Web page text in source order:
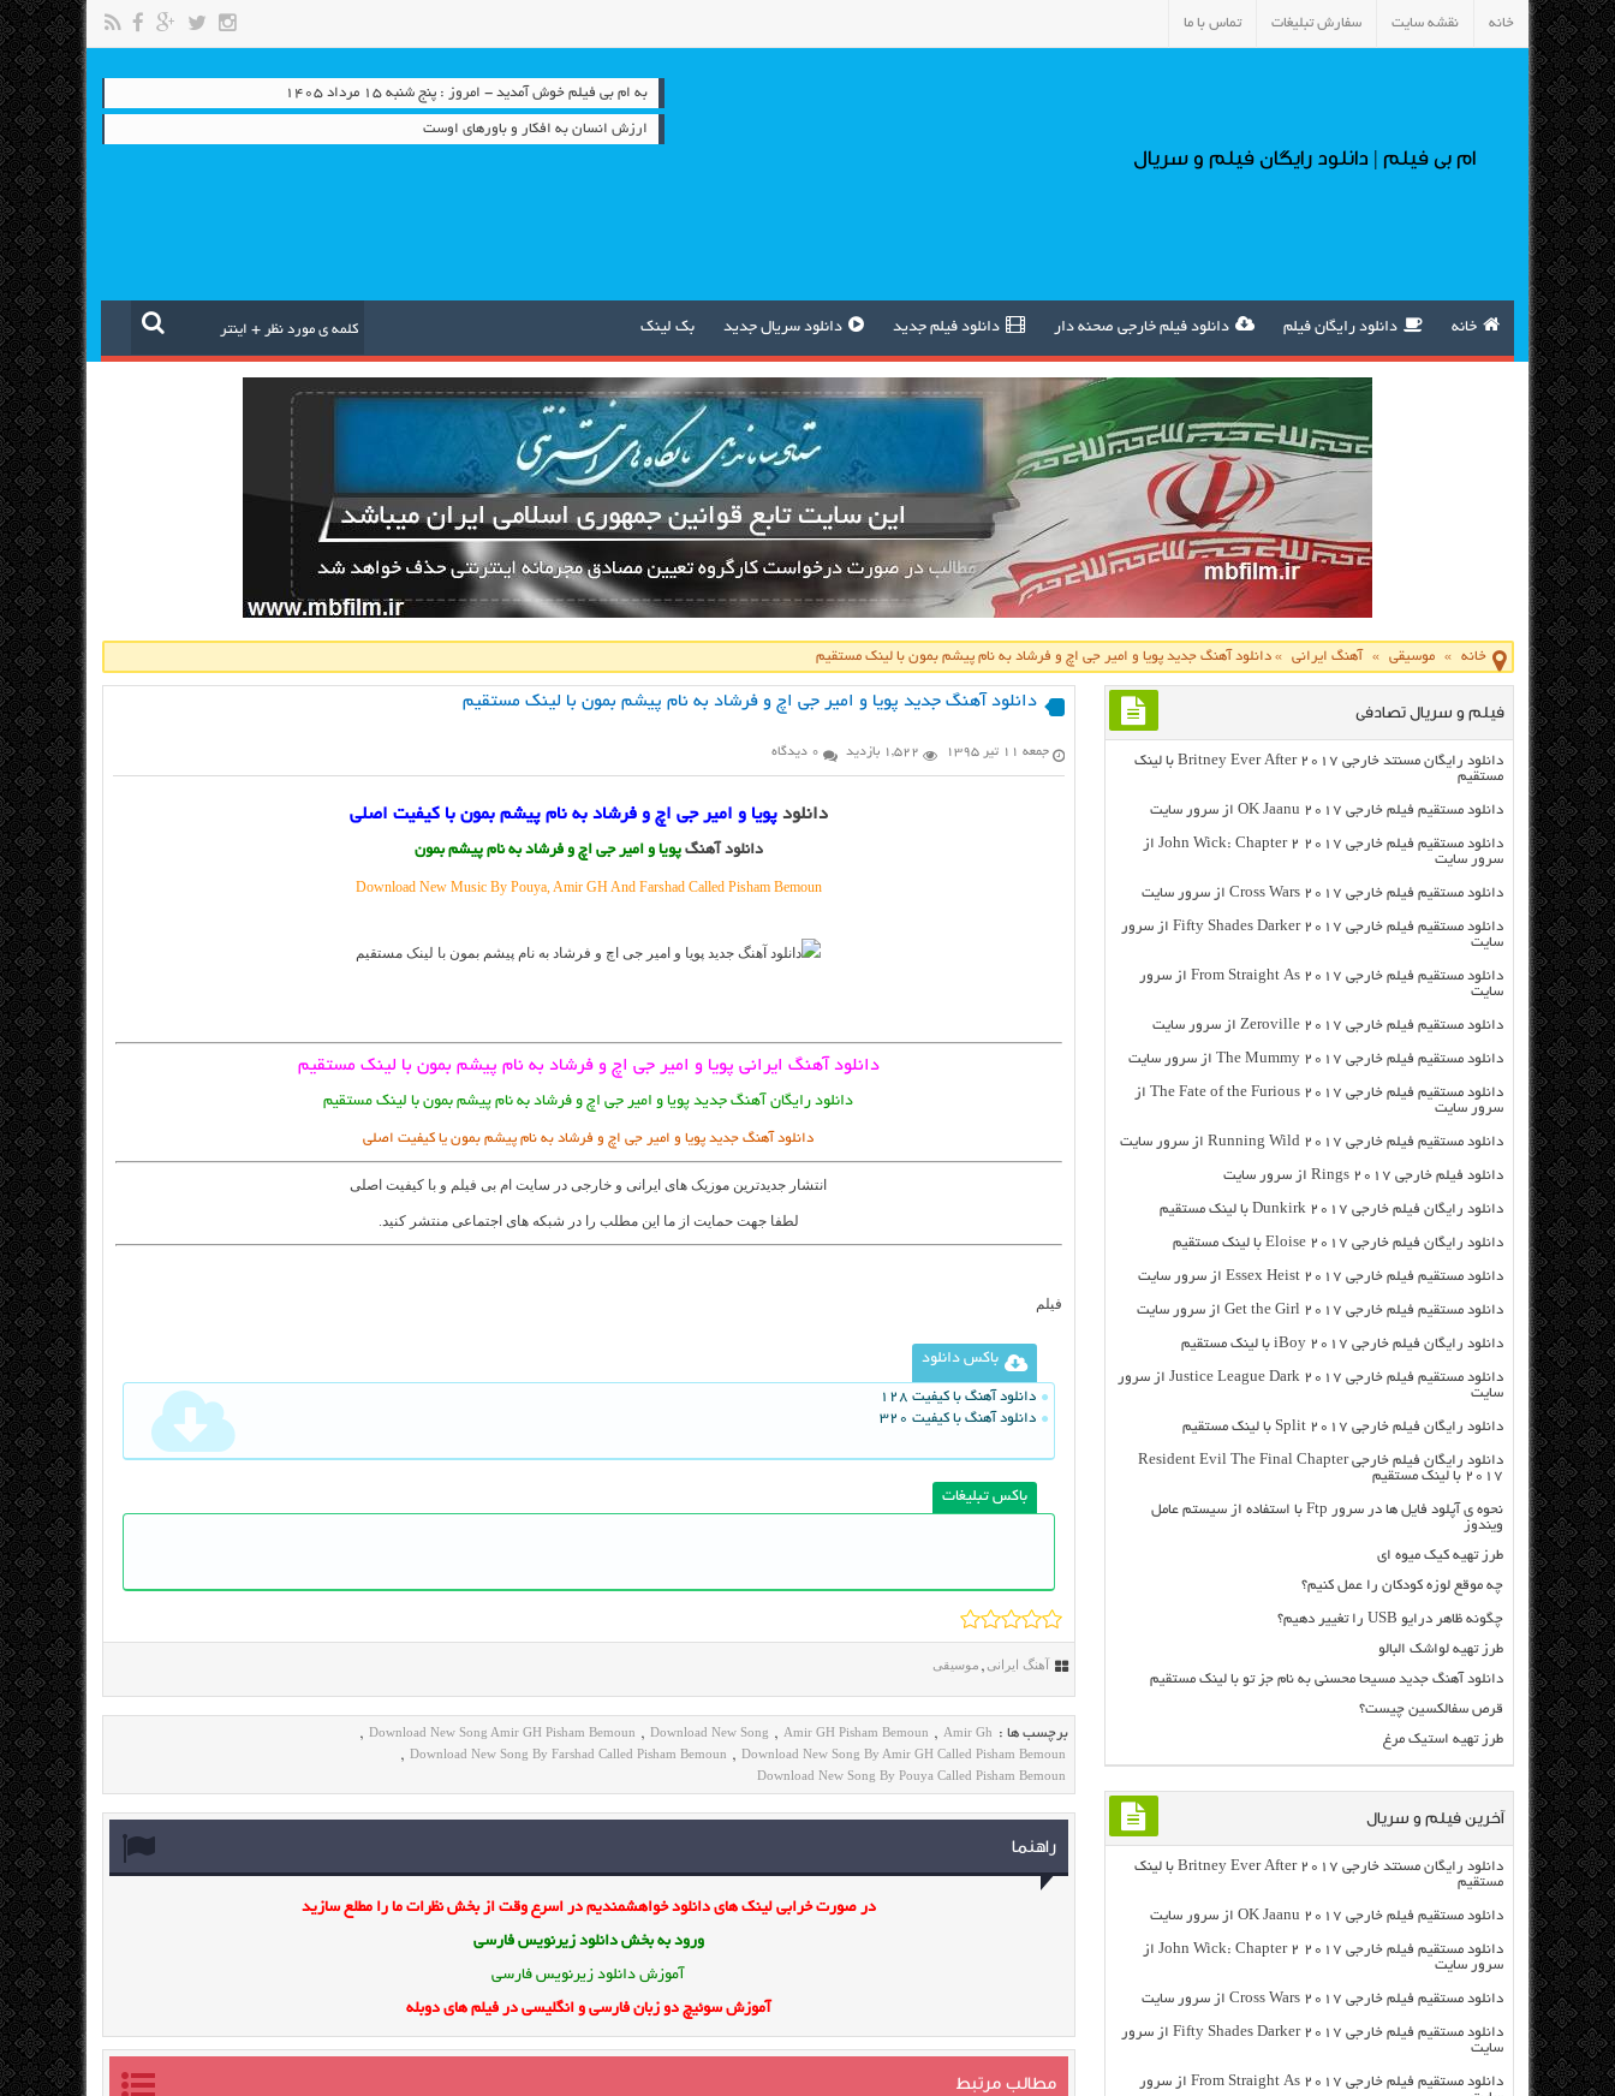
خانه نقشه سایت سفارش تبلیغات تماس با ما
ام بی فیلم | دانلود رایگان فیلم و سریال
به ام بی فیلم خوش آمدید - امروز : پنج شنبه ۱۵ مرداد ۱۴۰۵
ارزش انسان به افکار و باورهای اوست
خانه دانلود رایگان فیلم دانلود فیلم خارجی صحنه دار دانلود فیلم جدید دانلود سریال جدید بک لینک
خانه » موسیقی » آهنگ ایرانی »دانلود آهنگ جدید پویا و امیر جی اچ و فرشاد به نام پیشم بمون با لینک مستقیم
دانلود آهنگ جدید پویا و امیر جی اچ و فرشاد به نام پیشم بمون با لینک مستقیم
جمعه ۱۱ تیر ۱۳۹۵ 1,522 بازدید 0 دیدگاه
دانلود پویا و امیر جی اچ و فرشاد به نام پیشم بمون با کیفیت اصلی
دانلود آهنگ پویا و امیر جی اچ و فرشاد به نام پیشم بمون
Download New Music By Pouya, Amir GH And Farshad Called Pisham Bemoun
دانلود آهنگ ایرانی پویا و امیر جی اچ و فرشاد به نام پیشم بمون با لینک مستقیم
دانلود رایگان آهنگ جدید پویا و امیر جی اچ و فرشاد به نام پیشم بمون با لینک مستقیم
دانلود آهنگ جدید پویا و امیر جی اچ و فرشاد به نام پیشم بمون یا کیفیت اصلی
انتشار جدیدترین موزیک های ایرانی و خارجی در سایت ام بی فیلم و با کیفیت اصلی
لطفا جهت حمایت از ما این مطلب را در شبکه های اجتماعی منتشر کنید.
فیلم
باکس دانلود
دانلود آهنگ با کیفیت 128
دانلود آهنگ با کیفیت 320
باکس تبلیغات
آهنگ ایرانی , موسیقی
برچسب ها : Amir Gh
,
Amir GH Pisham Bemoun
,
Download New Song
,
Download New Song Amir GH Pisham Bemoun
,
Download New Song By Amir GH Called Pisham Bemoun
,
Download New Song By Farshad Called Pisham Bemoun
,
Download New Song By Pouya Called Pisham Bemoun
راهنما
در صورت خرابی لینک های دانلود خواهشمندیم در اسرع وقت از بخش نظرات ما را مطلع سازید
ورود به بخش دانلود زیرنویس فارسی
آموزش دانلود زیرنویس فارسی
آموزش سوئیچ دو زبان فارسی و انگلیسی در فیلم های دوبله
مطالب مرتبط
فیلم و سریال تصادفی
دانلود رایگان مسنتد خارجی Britney Ever After 2017 با لینک
مستقیم
دانلود مستقیم فیلم خارجی OK Jaanu 2017 از سرور سایت
دانلود مستقیم فیلم خارجی John Wick: Chapter 2 2017 از
سرور سایت
دانلود مستقیم فیلم خارجی Cross Wars 2017 از سرور سایت
دانلود مستقیم فیلم خارجی Fifty Shades Darker 2017 از سرور
سایت
دانلود مستقیم فیلم خارجی From Straight As 2017 از سرور
سایت
دانلود مستقیم فیلم خارجی Zeroville 2017 از سرور سایت
دانلود مستقیم فیلم خارجی The Mummy 2017 از سرور سایت
دانلود مستقیم فیلم خارجی The Fate of the Furious 2017 از
سرور سایت
دانلود مستقیم فیلم خارجی Running Wild 2017 از سرور سایت
دانلود فیلم خارجی Rings 2017 از سرور سایت
دانلود رایگان فیلم خارجی Dunkirk 2017 با لینک مستقیم
دانلود رایگان فیلم خارجی Eloise 2017 با لینک مستقیم
دانلود مستقیم فیلم خارجی Essex Heist 2017 از سرور سایت
دانلود مستقیم فیلم خارجی Get the Girl 2017 از سرور سایت
دانلود رایگان فیلم خارجی iBoy 2017 با لینک مستقیم
دانلود مستقیم فیلم خارجی Justice League Dark 2017 از سرور
سایت
دانلود رایگان فیلم خارجی Split 2017 با لینک مستقیم
دانلود رایگان فیلم خارجی Resident Evil The Final Chapter
2017 با لینک مستقیم
نحوه ی آپلود فایل ها در سرور Ftp با استفاده از سیستم عامل
ویندوز
طرز تهیه کیک میوه ای
چه موقع لوزه کودکان را عمل کنیم؟
چگونه ظاهر درایو USB را تغییر دهیم؟
طرز تهیه لواشک البالو
دانلود آهنگ جدید مسیحا محسنی به نام جز تو با لینک مستقیم
قرص سفالکسین چیست؟
طرز تهیه استیک مرغ
آخرین فیلم و سریال
دانلود رایگان مسنتد خارجی Britney Ever After 2017 با لینک
مستقیم
دانلود مستقیم فیلم خارجی OK Jaanu 2017 از سرور سایت
دانلود مستقیم فیلم خارجی John Wick: Chapter 2 2017 از
سرور سایت
دانلود مستقیم فیلم خارجی Cross Wars 2017 از سرور سایت
دانلود مستقیم فیلم خارجی Fifty Shades Darker 2017 از سرور
سایت
دانلود مستقیم فیلم خارجی From Straight As 2017 از سرور